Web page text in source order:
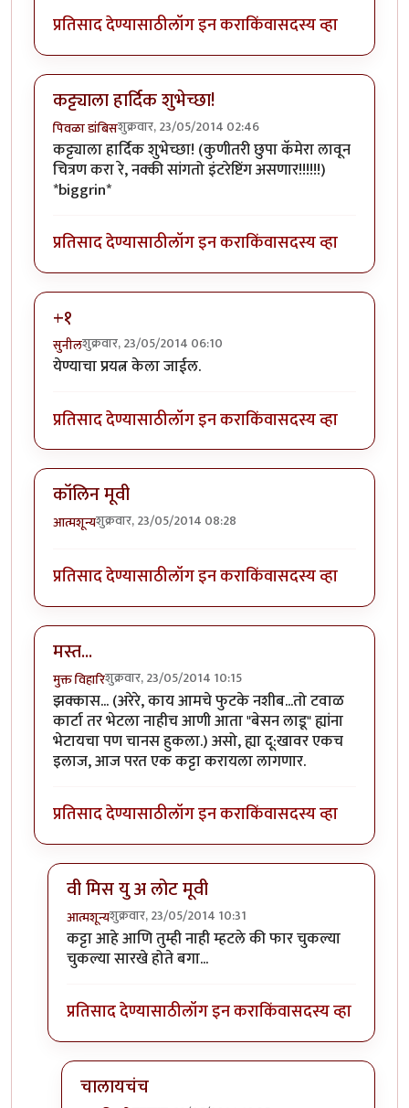
प्रतिसाद देण्यासाठीलॉग इन कराकिंवासदस्य व्हा
कट्ट्याला हार्दिक शुभेच्छा!
पिवळा डांबिसशुक्रवार, 23/05/2014 02:46
कट्ट्याला हार्दिक शुभेच्छा! (कुणीतरी छुपा कॅमेरा लावून
चित्रण करा रे, नक्की सांगतो इंटरेष्टिंग असणार!!!!!!)
*biggrin*
प्रतिसाद देण्यासाठीलॉग इन कराकिंवासदस्य व्हा
+१
सुनीलशुक्रवार, 23/05/2014 06:10
येण्याचा प्रयत्न केला जाईल.
प्रतिसाद देण्यासाठीलॉग इन कराकिंवासदस्य व्हा
कॉलिन मूवी
आत्मशून्यशुक्रवार, 23/05/2014 08:28
प्रतिसाद देण्यासाठीलॉग इन कराकिंवासदस्य व्हा
मस्त...
मुक्त विहारिशुक्रवार, 23/05/2014 10:15
झक्कास... (अरेरे, काय आमचे फुटके नशीब...तो टवाळ
कार्टा तर भेटला नाहीच आणी आता "बेसन लाडू" ह्यांना
भेटायचा पण चानस हुकला.) असो, ह्या दू:खावर एकच
इलाज, आज परत एक कट्टा करायला लागणार.
प्रतिसाद देण्यासाठीलॉग इन कराकिंवासदस्य व्हा
वी मिस यु अ लोट मूवी
आत्मशून्यशुक्रवार, 23/05/2014 10:31
In reply toमस्त...byमुक्त विहारि
कट्टा आहे आणि तुम्ही नाही म्हटले की फार चुकल्या
चुकल्या सारखे होते बगा...
प्रतिसाद देण्यासाठीलॉग इन कराकिंवासदस्य व्हा
चालायचंच